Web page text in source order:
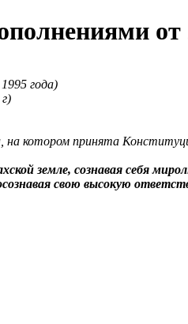
от
года)
на котором принята
земле, сознавая себя
свою высокую